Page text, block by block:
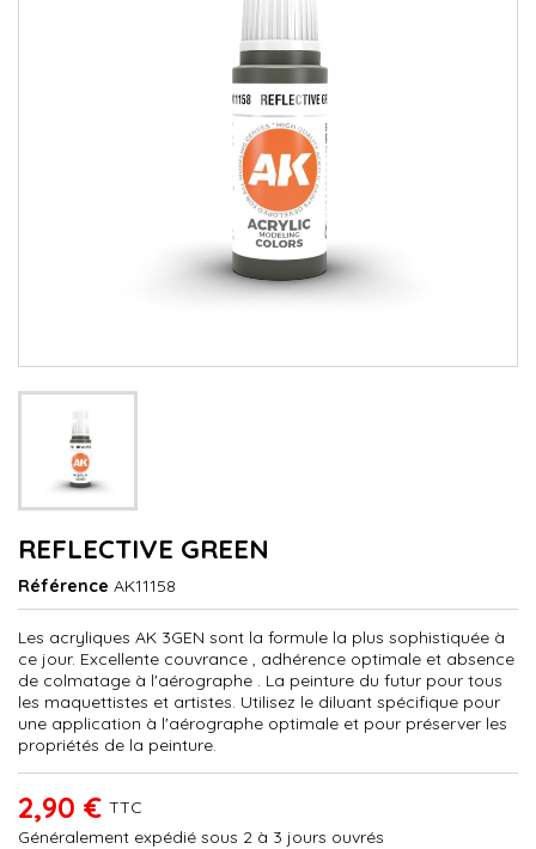
REFLECTIVE GREEN
Référence AK11158
Les acryliques AK 3GEN sont la formule la plus sophistiquée à
ce jour. Excellente couvrance , adhérence optimale et absence
de colmatage à l'aérographe . La peinture du futur pour tous
les maquettistes et artistes. Utilisez le diluant spécifique pour
une application à l'aérographe optimale et pour préserver les
propriétés de la peinture.
2,90 € TTC
Généralement expédié sous 2 à 3 jours ouvrés